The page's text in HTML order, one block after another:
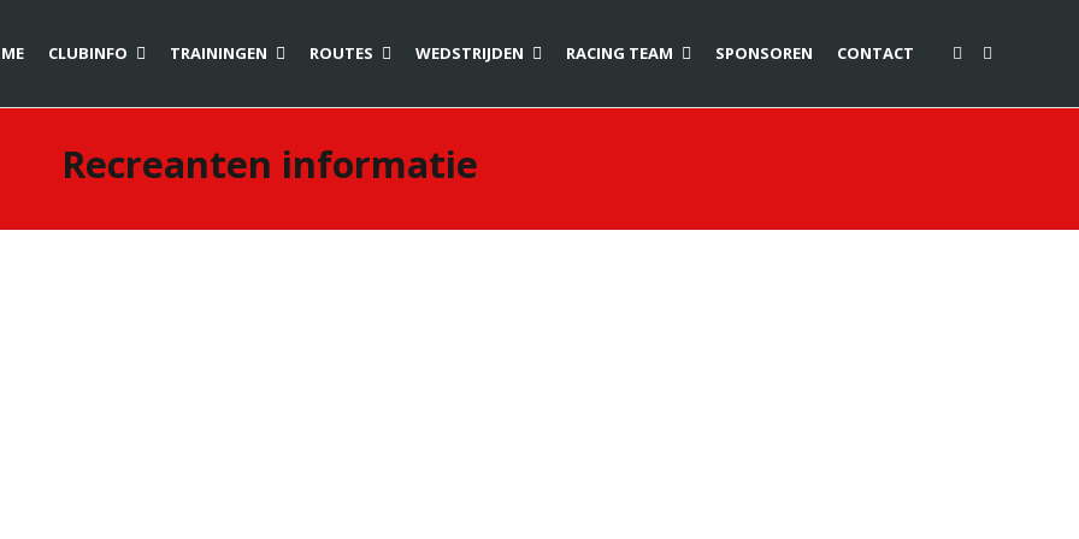
CLUBINFO TRAININGEN ROUTES WEDSTRIJDEN RACING TEAM SPONSOREN CONTACT
Recreanten informatie